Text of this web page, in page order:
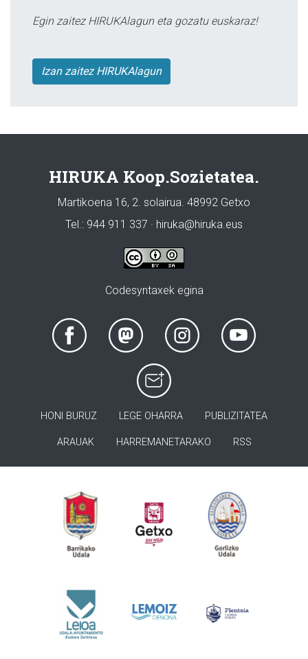
Egin zaitez HIRUKAlagun eta gozatu euskaraz!
Izan zaitez HIRUKAlagun
HIRUKA Koop.Sozietatea.
Martikoena 16, 2. solairua. 48992 Getxo
Tel.: 944 911 337 · hiruka@hiruka.eus
Codesyntaxek egina
HONI BURUZ LEGE OHARRA PUBLIZITATEA
ARAUAK HARREMANETARAKO RSS